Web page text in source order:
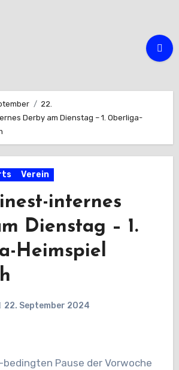
22.
Derby am Dienstag – 1. Oberliga-
Verein
internes
Dienstag – 1.
Heimspiel
22. September 2024